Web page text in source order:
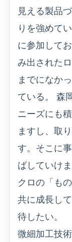
見える製品
りを強めて
に参加して
み出された
までになか
ている。 森
ニーズにも
ますし、取
す。そこに
ばしていけ
クロの「も
共に成長し
待したい。
微細加工技